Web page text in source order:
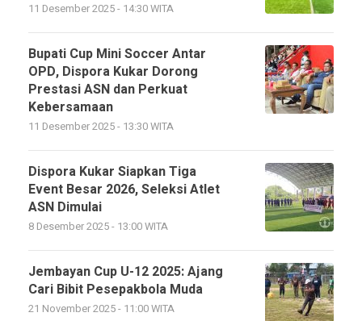
11 Desember 2025 - 14:30 WITA
Bupati Cup Mini Soccer Antar
OPD, Dispora Kukar Dorong
Prestasi ASN dan Perkuat
Kebersamaan
11 Desember 2025 - 13:30 WITA
Dispora Kukar Siapkan Tiga
Event Besar 2026, Seleksi Atlet
ASN Dimulai
8 Desember 2025 - 13:00 WITA
Jembayan Cup U-12 2025: Ajang
Cari Bibit Pesepakbola Muda
21 November 2025 - 11:00 WITA